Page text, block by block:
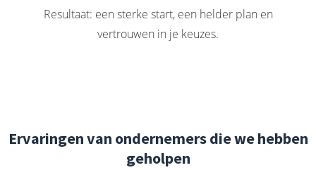
Resultaat: een sterke start, een helder plan en
vertrouwen in je keuzes.
Ervaringen van ondernemers die we hebben
geholpen